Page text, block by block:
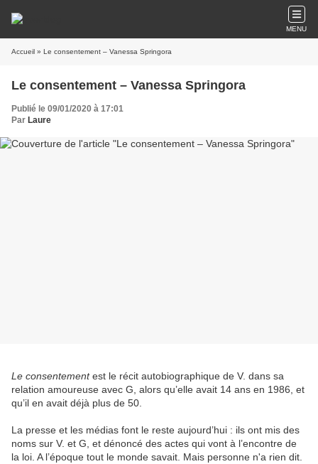
MENU
Accueil » Le consentement – Vanessa Springora
Le consentement – Vanessa Springora
Publié le 09/01/2020 à 17:01
Par Laure
Le consentementest le récit autobiographique de V. dans sa
relation amoureuse avec G, alors qu’elle avait 14 ans en 1986, et
qu’il en avait déjà plus de 50.
La presse et les médias font le reste aujourd’hui : ils ont mis des
noms sur V. et G, et dénoncé des actes qui vont à l’encontre de
la loi. A l’époque tout le monde savait. Mais personne n'a rien dit.